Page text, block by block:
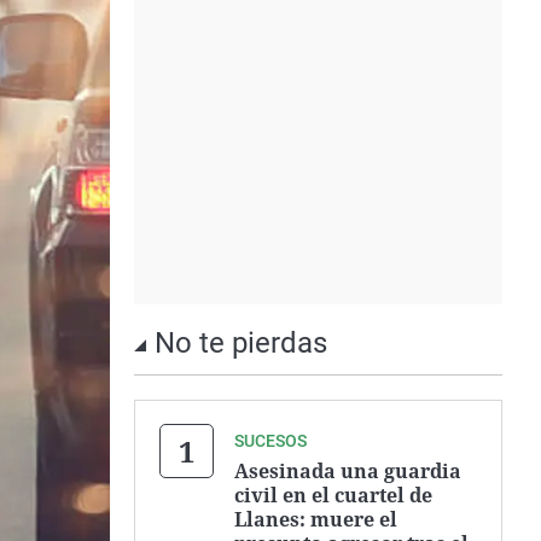
No te pierdas
SUCESOS
Asesinada una guardia
civil en el cuartel de
Llanes: muere el